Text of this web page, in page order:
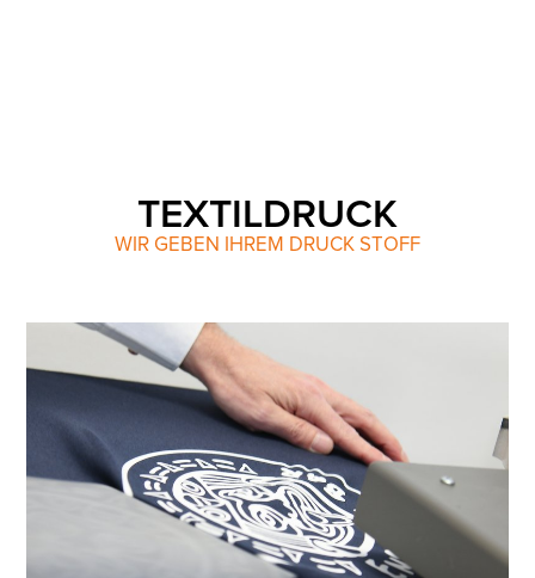
TEXTILDRUCK
WIR GEBEN IHREM DRUCK STOFF